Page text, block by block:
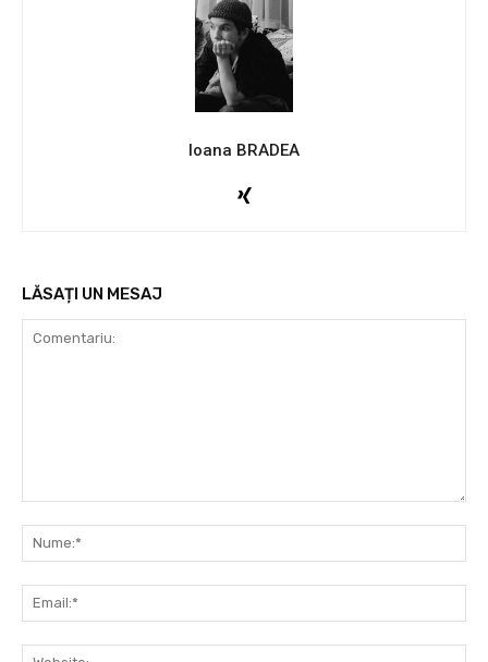
Ioana BRADEA
LĂSAȚI UN MESAJ